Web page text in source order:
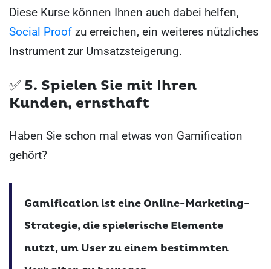
Diese Kurse können Ihnen auch dabei helfen,
Social Proof zu erreichen, ein weiteres nützliches
Instrument zur Umsatzsteigerung.
✅ 5. Spielen Sie mit Ihren
Kunden, ernsthaft
Haben Sie schon mal etwas von Gamification
gehört?
Gamification ist eine Online-Marketing-
Strategie, die spielerische Elemente
nutzt, um User zu einem bestimmten